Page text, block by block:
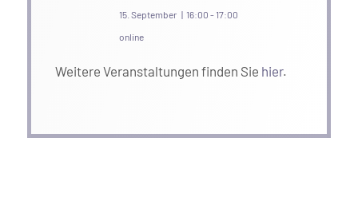
15. September | 16:00 - 17:00
online
Weitere Veranstaltungen finden Sie hier.